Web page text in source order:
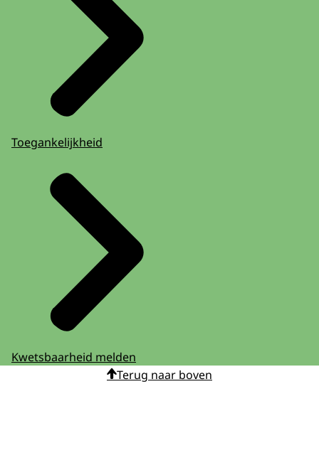
Toegankelijkheid
Kwetsbaarheid melden
Terug naar boven